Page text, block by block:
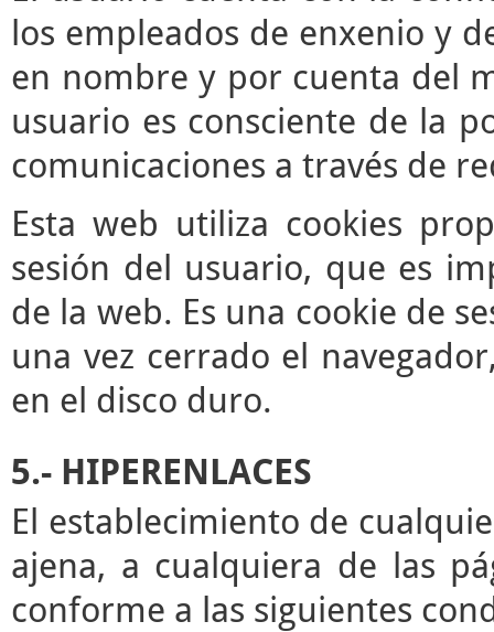
los empleados de enxenio y
en nombre y por cuenta del
usuario es consciente de la
comunicaciones a través de
Esta web utiliza cookies
sesión del usuario, que es
de la web. Es una cookie de
una vez cerrado el
en el disco duro.
5.- HIPERENLACES
El establecimiento de
ajena, a cualquiera de las
conforme a las siguientes